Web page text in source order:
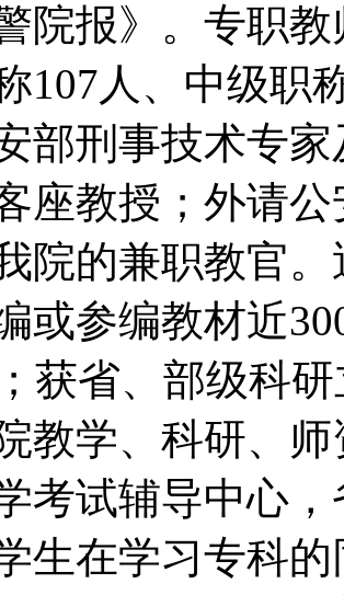
院报》。专职
107人、中级职
部刑事技术专
座教授；外请
院的兼职教官
或参编教材近
获省、部级科
教学、科研、
考试辅导中心
生在学习专科